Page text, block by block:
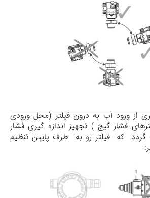
از ورود آب به درون فیلتر (محل ورودی
فشار گیج ) تجهیز اندازه گیری فشار
که فیلتر رو به طرف پایین تنظیم